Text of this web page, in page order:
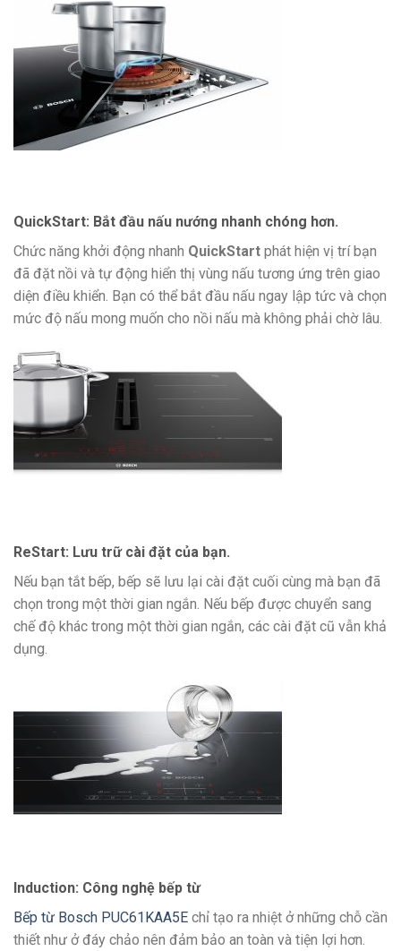
QuickStart: Bắt đầu nấu nướng nhanh chóng hơn.
Chức năng khởi động nhanh QuickStart phát hiện vị trí bạn
đã đặt nồi và tự động hiển thị vùng nấu tương ứng trên giao
diện điều khiển. Bạn có thể bắt đầu nấu ngay lập tức và chọn
mức độ nấu mong muốn cho nồi nấu mà không phải chờ lâu.
ReStart: Lưu trữ cài đặt của bạn.
Nếu bạn tắt bếp, bếp sẽ lưu lại cài đặt cuối cùng mà bạn đã
chọn trong một thời gian ngắn. Nếu bếp được chuyển sang
chế độ khác trong một thời gian ngắn, các cài đặt cũ vẫn khả
dụng.
Induction: Công nghệ bếp từ
Bếp từ Bosch PUC61KAA5E chỉ tạo ra nhiệt ở những chỗ cần
thiết như ở đáy chảo nên đảm bảo an toàn và tiện lợi hơn.